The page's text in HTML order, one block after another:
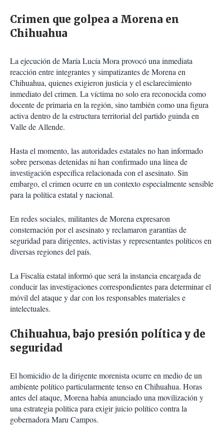
Crimen que golpea a Morena en
Chihuahua
La ejecución de María Lucía Mora provocó una inmediata
reacción entre integrantes y simpatizantes de Morena en
Chihuahua, quienes exigieron justicia y el esclarecimiento
inmediato del crimen. La víctima no solo era reconocida como
docente de primaria en la región, sino también como una figura
activa dentro de la estructura territorial del partido guinda en
Valle de Allende.
Hasta el momento, las autoridades estatales no han informado
sobre personas detenidas ni han confirmado una línea de
investigación específica relacionada con el asesinato. Sin
embargo, el crimen ocurre en un contexto especialmente sensible
para la política estatal y nacional.
En redes sociales, militantes de Morena expresaron
consternación por el asesinato y reclamaron garantías de
seguridad para dirigentes, activistas y representantes políticos en
diversas regiones del país.
La Fiscalía estatal informó que será la instancia encargada de
conducir las investigaciones correspondientes para determinar el
móvil del ataque y dar con los responsables materiales e
intelectuales.
Chihuahua, bajo presión política y de
seguridad
El homicidio de la dirigente morenista ocurre en medio de un
ambiente político particularmente tenso en Chihuahua. Horas
antes del ataque, Morena había anunciado una movilización y
una estrategia política para exigir juicio político contra la
gobernadora Maru Campos.